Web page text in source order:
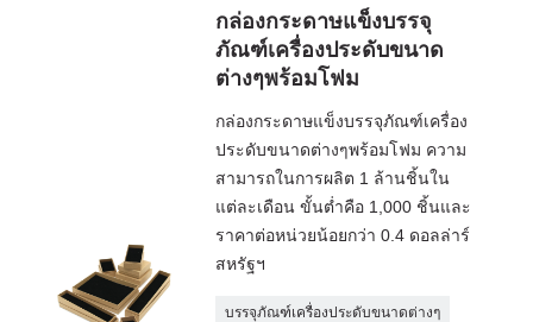
กล่องกระดาษแข็งบรรจุ
ภัณฑ์เครื่องประดับขนาด
ต่างๆพร้อมโฟม
กล่องกระดาษแข็งบรรจุภัณฑ์เครื่อง
ประดับขนาดต่างๆพร้อมโฟม ความ
สามารถในการผลิต 1 ล้านชิ้นใน
แต่ละเดือน ขั้นต่ำคือ 1,000 ชิ้นและ
ราคาต่อหน่วยน้อยกว่า 0.4 ดอลล่าร์
สหรัฐฯ
บรรจุภัณฑ์เครื่องประดับขนาดต่างๆ